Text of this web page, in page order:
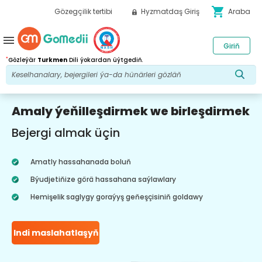
Gözegçilik tertibi Hyzmatdaş Giriş shopping_cart Araba
*Gözleýär Turkmen Dili ýokardan üýtgediň.
Giriň
menu
Amaly ýeňilleşdirmek we birleşdirmek
Bejergi almak üçin
Amatly hassahanada boluň
Býudjetiňize görä hassahana saýlawlary
Hemişelik saglygy goraýyş geňeşçisiniň goldawy
Indi maslahatlaşyň